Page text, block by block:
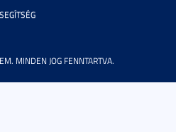
MINDEN JOG FENNTARTVA.
SEGÍTSÉG